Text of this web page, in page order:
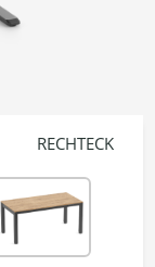
RECHTECK